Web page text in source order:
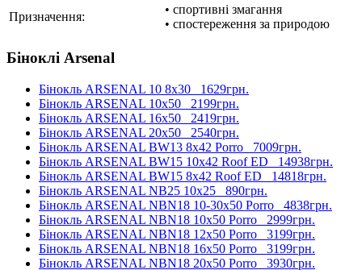
Призначення:
• спортивні змагання
• спостереження за природою
Біноклі Arsenal
Бінокль ARSENAL 10 8x30 1629грн.
Бінокль ARSENAL 10x50 2199грн.
Бінокль ARSENAL 16x50 2419грн.
Бінокль ARSENAL 20x50 2540грн.
Бінокль ARSENAL BW13 8x42 Porro 7009грн.
Бінокль ARSENAL BW15 10x42 Roof ED 14938грн.
Бінокль ARSENAL BW15 8x42 Roof ED 14818грн.
Бінокль ARSENAL NB25 10x25 890грн.
Бінокль ARSENAL NBN18 10-30x50 Porro 4838грн.
Бінокль ARSENAL NBN18 10x50 Porro 2999грн.
Бінокль ARSENAL NBN18 12x50 Porro 3199грн.
Бінокль ARSENAL NBN18 16x50 Porro 3199грн.
Бінокль ARSENAL NBN18 20x50 Porro 3930грн.